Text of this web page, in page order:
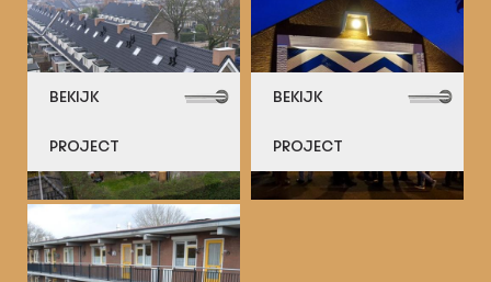
BEKIJK
PROJECT
BEKIJK
PROJECT